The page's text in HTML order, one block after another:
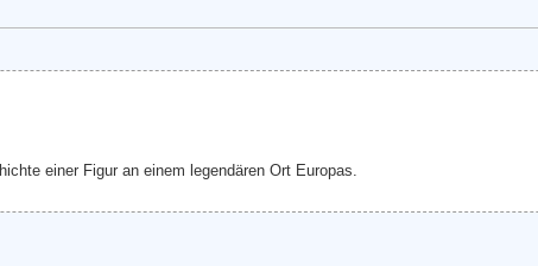
einer Figur an einem legendären Ort Europas.